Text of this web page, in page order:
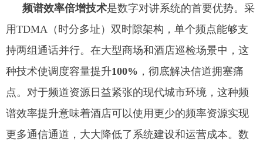
频谱效率倍增技术是数字对讲系统的首要优势。采
用TDMA（时分多址）双时隙架构，单个频点能够支
持两组通话并行。在大型商场和酒店巡检场景中，这
种技术使调度容量提升100% ，彻底解决信道拥塞痛
点。对于频道资源日益紧张的现代城市环境，这种频
谱效率提升意味着酒店可以使用更少的频率资源实现
更多通信通道，大大降低了系统建设和运营成本。数